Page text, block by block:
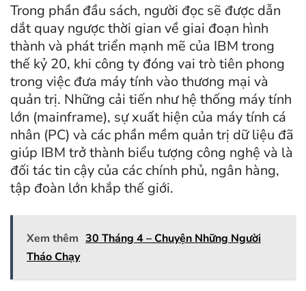
Trong phần đầu sách, người đọc sẽ được dẫn
dắt quay ngược thời gian về giai đoạn hình
thành và phát triển mạnh mẽ của IBM trong
thế kỷ 20, khi công ty đóng vai trò tiên phong
trong việc đưa máy tính vào thương mại và
quản trị. Những cải tiến như hệ thống máy tính
lớn (mainframe), sự xuất hiện của máy tính cá
nhân (PC) và các phần mềm quản trị dữ liệu đã
giúp IBM trở thành biểu tượng công nghệ và là
đối tác tin cậy của các chính phủ, ngân hàng,
tập đoàn lớn khắp thế giới.
Xem thêm 30 Tháng 4 – Chuyện Những Người
Tháo Chạy